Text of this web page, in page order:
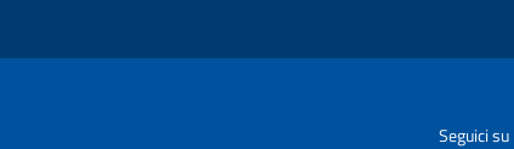
Seguici su